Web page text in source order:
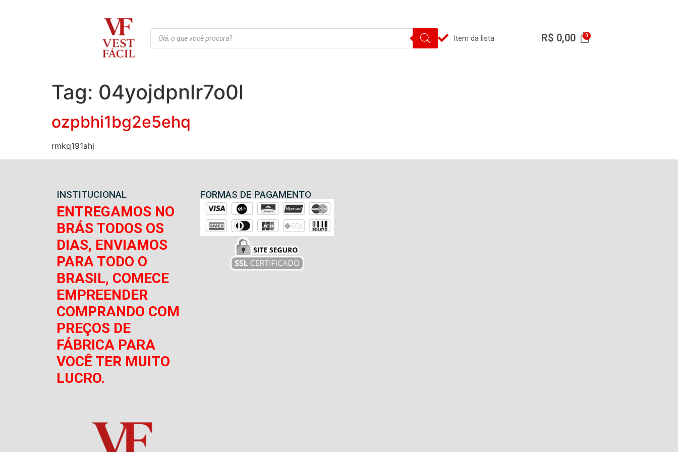
Item da lista R$ 0,00
Tag: 04yojdpnlr7o0l
ozpbhi1bg2e5ehq
rmkq191ahj
INSTITUCIONAL
ENTREGAMOS NO
BRÁS TODOS OS
DIAS, ENVIAMOS
PARA TODO O
BRASIL, COMECE
EMPREENDER
COMPRANDO COM
PREÇOS DE
FÁBRICA PARA
VOCÊ TER MUITO
LUCRO.
FORMAS DE PAGAMENTO